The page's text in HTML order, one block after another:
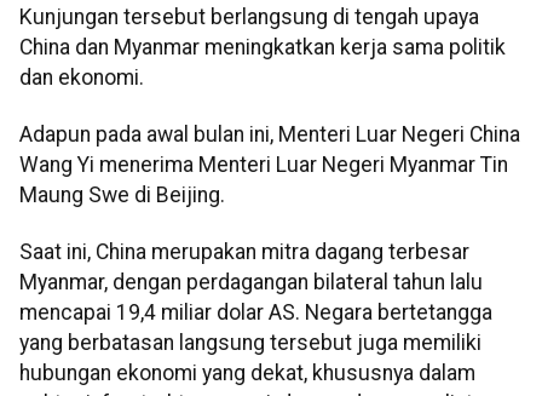
Kunjungan tersebut berlangsung di tengah upaya
China dan Myanmar meningkatkan kerja sama politik
dan ekonomi.
Adapun pada awal bulan ini, Menteri Luar Negeri China
Wang Yi menerima Menteri Luar Negeri Myanmar Tin
Maung Swe di Beijing.
Saat ini, China merupakan mitra dagang terbesar
Myanmar, dengan perdagangan bilateral tahun lalu
mencapai 19,4 miliar dolar AS. Negara bertetangga
yang berbatasan langsung tersebut juga memiliki
hubungan ekonomi yang dekat, khususnya dalam